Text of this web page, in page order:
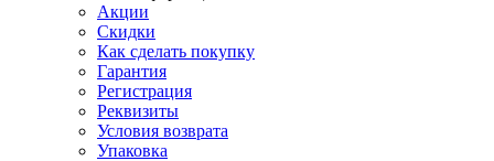
Акции
Скидки
Как сделать покупку
Гарантия
Регистрация
Реквизиты
Условия возврата
Упаковка